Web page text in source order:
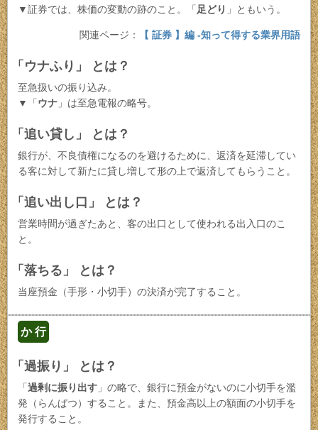
▼証券では、株価の変動の跡のこと。「 足どり 」ともいう。
関連ページ： 【 証券 】編 -知って得する業界用語
「ウナふり」 とは？
至急扱いの振り込み。
▼「 ウナ 」は至急電報の略号。
「追い貸し」 とは？
銀行が、不良債権になるのを避けるために、返済を延滞してい
る客に対して新たに貸し増して形の上で返済してもらうこと。
「追い出し口」 とは？
営業時間が過ぎたあと、客の出口として使われる出入口のこ
と。
「落ちる」 とは？
当座預金（手形・小切手）の決済が完了すること。
か 行
「過振り」 とは？
「過剰に振り出す 」の略で、銀行に預金がないのに小切手を濫
発（らんぱつ）すること。また、預金高以上の額面の小切手を
発行すること。